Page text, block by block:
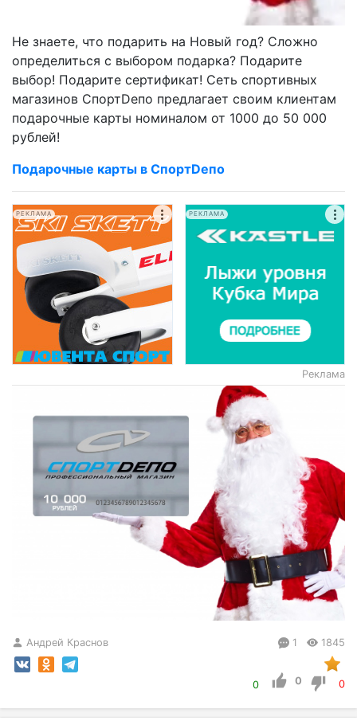
Не знаете, что подарить на Новый год? Сложно
определиться с выбором подарка? Подарите
выбор! Подарите сертификат! Сеть спортивных
магазинов СпортDепо предлагает своим клиентам
подарочные карты номиналом от 1000 до 50 000
рублей!
Подарочные карты в СпортDепо
РЕКЛАМА РЕКЛАМА
Реклама
Андрей Краснов 1 1845
0 0 0